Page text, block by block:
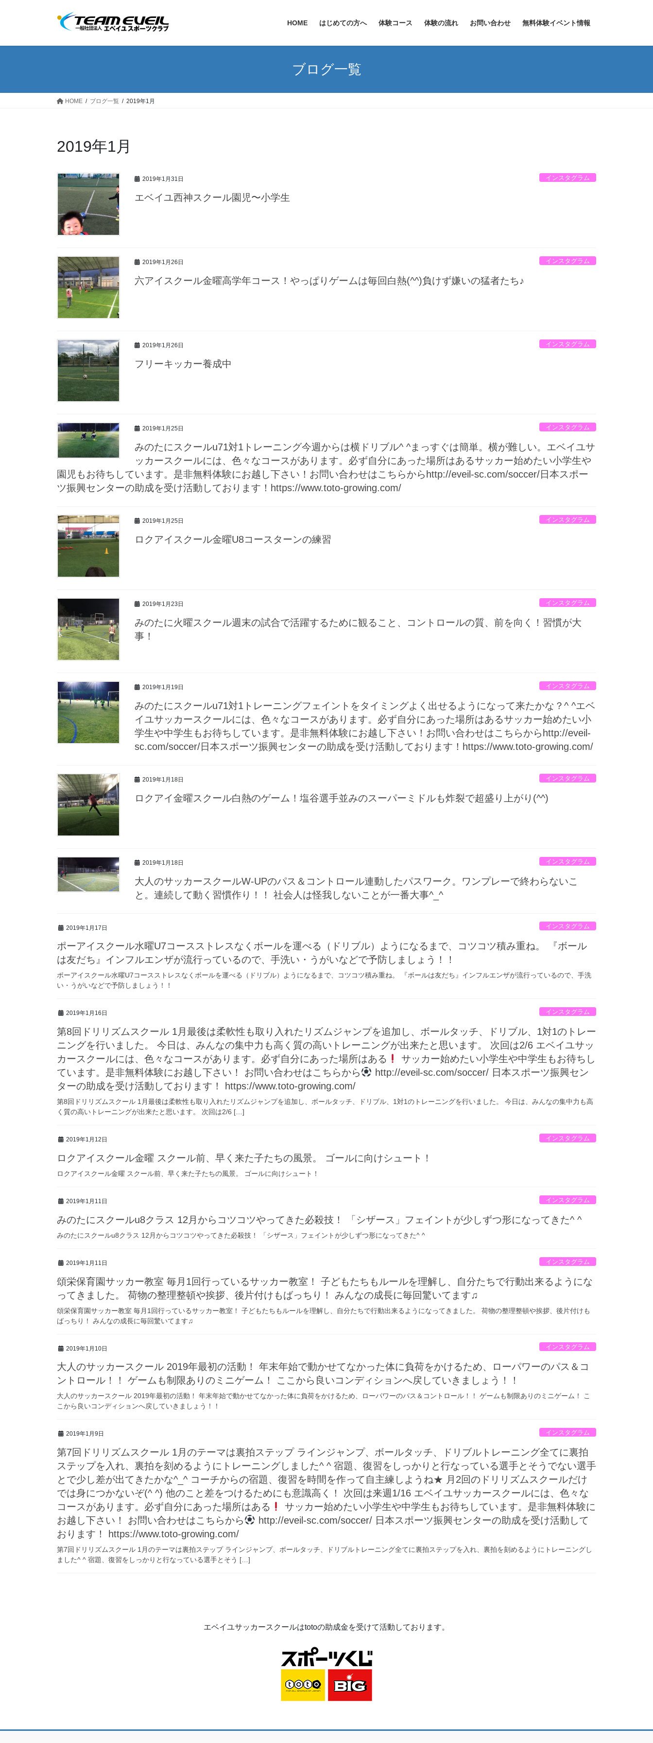
HOME はじめての方へ 体験コース 体験の流れ お問い合わせ 無料体験イベント情報
ブログ一覧
HOME ブログ一覧 2019年1月
2019年1月
2019年1月31日 インスタグラム
エベイユ西神スクール園児〜小学生
2019年1月26日 インスタグラム
六アイスクール金曜高学年コース！やっぱりゲームは毎回白熱(^^)負けず嫌いの猛者たち♪
2019年1月26日 インスタグラム
フリーキッカー養成中
2019年1月25日 インスタグラム
みのたにスクールu71対1トレーニング今週からは横ドリブル^ ^まっすぐは簡単。横が難しい。エベイユサ
ッカースクールには、色々なコースがあります。必ず自分にあった場所はある️サッカー始めたい小学生や
園児もお待ちしています。是非無料体験にお越し下さい！お問い合わせはこちらから️http://eveil-sc.com/soccer/日本スポー
ツ振興センターの助成を受け活動しております！https://www.toto-growing.com/
2019年1月25日 インスタグラム
ロクアイスクール金曜U8コースターンの練習
2019年1月23日 インスタグラム
みのたに火曜スクール週末の試合で活躍するために️観ること、コントロールの質、前を向く！習慣が大
事！
2019年1月19日 インスタグラム
みのたにスクールu71対1トレーニングフェイントをタイミングよく出せるようになって来たかな？^ ^エベ
イユサッカースクールには、色々なコースがあります。必ず自分にあった場所はある️サッカー始めたい小
学生や中学生もお待ちしています。是非無料体験にお越し下さい！お問い合わせはこちらから️http://eveil-
sc.com/soccer/日本スポーツ振興センターの助成を受け活動しております！https://www.toto-growing.com/
2019年1月18日 インスタグラム
ロクアイ金曜スクール白熱のゲーム！塩谷選手並みのスーパーミドルも炸裂で超盛り上がり(^^)
2019年1月18日 インスタグラム
大人のサッカースクールW-UPのパス＆コントロール連動したパスワーク。ワンプレーで終わらないこ
と。連続して動く習慣作り！！ 社会人は怪我しないことが一番大事^_^
2019年1月17日 インスタグラム
ポーアイスクール水曜U7コースストレスなくボールを運べる（ドリブル）ようになるまで、コツコツ積み重ね。 『ボール
は友だち』インフルエンザが流行っているので、手洗い・うがいなどで予防しましょう！！
ポーアイスクール水曜U7コースストレスなくボールを運べる（ドリブル）ようになるまで、コツコツ積み重ね。 『ボールは友だち』インフルエンザが流行っているので、手洗
い・うがいなどで予防しましょう！！
2019年1月16日 インスタグラム
第8回ドリリズムスクール 1月最後は柔軟性も取り入れたリズムジャンプを追加し、ボールタッチ、ドリブル、1対1のトレー
ニングを行いました。 今日は、みんなの集中力も高く質の高いトレーニングが出来たと思います。 次回は2/6 エベイユサッ
カースクールには、色々なコースがあります。必ず自分にあった場所はある
サッカー始めたい小学生や中学生もお待ちし
ています。是非無料体験にお越し下さい！ お問い合わせはこちらから
http://eveil-sc.com/soccer/ 日本スポーツ振興セン
ターの助成を受け活動しております！ https://www.toto-growing.com/
第8回ドリリズムスクール 1月最後は柔軟性も取り入れたリズムジャンプを追加し、ボールタッチ、ドリブル、1対1のトレーニングを行いました。 今日は、みんなの集中力も高
く質の高いトレーニングが出来たと思います。 次回は2/6 […]
2019年1月12日 インスタグラム
ロクアイスクール金曜 スクール前、早く来た子たちの風景。 ゴールに向けシュート！
ロクアイスクール金曜 スクール前、早く来た子たちの風景。 ゴールに向けシュート！
2019年1月11日 インスタグラム
みのたにスクールu8クラス 12月からコツコツやってきた必殺技！ 「シザース」フェイントが少しずつ形になってきた^ ^
みのたにスクールu8クラス 12月からコツコツやってきた必殺技！ 「シザース」フェイントが少しずつ形になってきた^ ^
2019年1月11日 インスタグラム
頌栄保育園サッカー教室 毎月1回行っているサッカー教室！ 子どもたちもルールを理解し、自分たちで行動出来るようにな
ってきました。 荷物の整理整頓や挨拶、後片付けもばっちり！ みんなの成長に毎回驚いてます♫
頌栄保育園サッカー教室 毎月1回行っているサッカー教室！ 子どもたちもルールを理解し、自分たちで行動出来るようになってきました。 荷物の整理整頓や挨拶、後片付けも
ばっちり！ みんなの成長に毎回驚いてます♫
2019年1月10日 インスタグラム
大人のサッカースクール 2019年最初の活動！ 年末年始で動かせてなかった体に負荷をかけるため、ローパワーのパス＆コ
ントロール！！ ゲームも制限ありのミニゲーム！ ここから良いコンディションへ戻していきましょう！！
大人のサッカースクール 2019年最初の活動！ 年末年始で動かせてなかった体に負荷をかけるため、ローパワーのパス＆コントロール！！ ゲームも制限ありのミニゲーム！ こ
こから良いコンディションへ戻していきましょう！！
2019年1月9日 インスタグラム
第7回ドリリズムスクール 1月のテーマは裏拍ステップ ラインジャンプ、ボールタッチ、ドリブルトレーニング全てに裏拍
ステップを入れ、裏拍を刻めるようにトレーニングしました^ ^ 宿題、復習をしっかりと行なっている選手とそうでない選手
とで少し差が出てきたかな^_^ コーチからの宿題、復習を時間を作って自主練しようね★ 月2回のドリリズムスクールだけ
では身につかないぞ(^ ^) 他のこと差をつけるためにも意識高く！ 次回は来週1/16 エベイユサッカースクールには、色々な
コースがあります。必ず自分にあった場所はある
サッカー始めたい小学生や中学生もお待ちしています。是非無料体験に
お越し下さい！ お問い合わせはこちらから
http://eveil-sc.com/soccer/ 日本スポーツ振興センターの助成を受け活動して
おります！ https://www.toto-growing.com/
第7回ドリリズムスクール 1月のテーマは裏拍ステップ ラインジャンプ、ボールタッチ、ドリブルトレーニング全てに裏拍ステップを入れ、裏拍を刻めるようにトレーニングし
ました^ ^ 宿題、復習をしっかりと行なっている選手とそう […]
エベイユサッカースクールはtotoの助成金を受けて活動してお ります。